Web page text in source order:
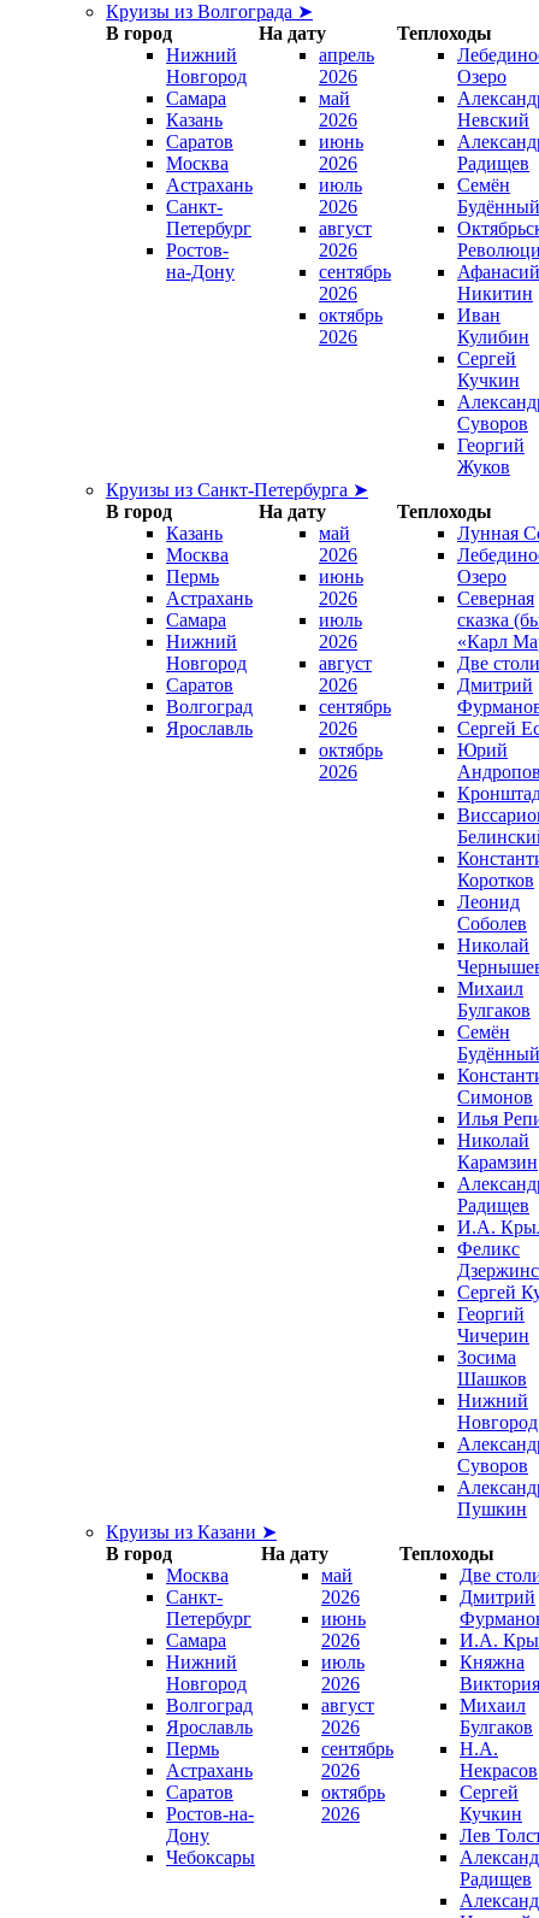
Круизы из Волгограда ➤
В город
На дату
Теплоходы
Нижний
Новгород
Самара
Казань
Саратов
Москва
Астрахань
Санкт-
Петербург
Ростов-
на-Дону
апрель
2026
май
2026
июнь
2026
июль
2026
август
2026
сентябрь
2026
октябрь
2026
Озеро
Невский
Радищев
Семён
Будённый
Афанасий
Никитин
Иван
Кулибин
Сергей
Кучкин
Суворов
Георгий
Жуков
Круизы из Санкт-Петербурга ➤
В город
На дату
Теплоходы
Казань
Москва
Пермь
Астрахань
Самара
Нижний
Новгород
Саратов
Волгоград
Ярославль
май
2026
июнь
2026
июль
2026
август
2026
сентябрь
2026
октябрь
2026
Лунная
Озеро
Северная
сказка
«Карл
Две
Дмитрий
Сергей
Юрий
Коротков
Леонид
Соболев
Николай
Михаил
Булгаков
Семён
Будённый
Симонов
Илья
Николай
Карамзин
Радищев
И.А.
Феликс
Сергей
Георгий
Чичерин
Зосима
Шашков
Нижний
Новгород
Суворов
Пушкин
Круизы из Казани ➤
В город
На дату
Теплоходы
Москва
Санкт-
Петербург
Самара
Нижний
Новгород
Волгоград
Ярославль
Пермь
Астрахань
Саратов
Ростов-на-
Дону
Чебоксары
май
2026
июнь
2026
июль
2026
август
2026
сентябрь
2026
октябрь
2026
Две
Дмитрий
И.А.
Княжна
Виктория
Михаил
Булгаков
Н.А.
Некрасов
Сергей
Кучкин
Лев
Радищев